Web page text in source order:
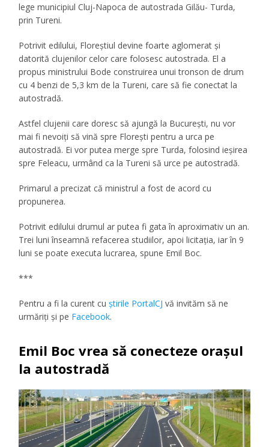
lege municipiul Cluj-Napoca de autostrada Gilău- Turda,
prin Tureni.
Potrivit edilului, Floreștiul devine foarte aglomerat și
datorită clujenilor celor care folosesc autostrada. El a
propus ministrului Bode construirea unui tronson de drum
cu 4 benzi de 5,3 km de la Tureni, care să fie conectat la
autostradă.
Astfel clujenii care doresc să ajungă la București, nu vor
mai fi nevoiți să vină spre Florești pentru a urca pe
autostradă. Ei vor putea merge spre Turda, folosind ieșirea
spre Feleacu, urmând ca la Tureni să urce pe autostradă.
Primarul a precizat că ministrul a fost de acord cu
propunerea.
Potrivit edilului drumul ar putea fi gata în aproximativ un an.
Trei luni înseamnă refacerea studiilor, apoi licitația, iar în 9
luni se poate executa lucrarea, spune Emil Boc.
***
Pentru a fi la curent cuştirile PortalCJ vă invităm să ne
urmăriţi şi pe Facebook.
Emil Boc vrea să conecteze orașul
la autostradă